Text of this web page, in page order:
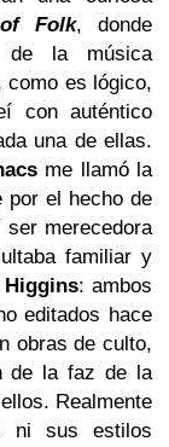
Folk, donde
de la música
como es lógico,
con auténtico
una de ellas.
me llamó la
por el hecho de
merecedora
familiar y
Higgins: ambos
editados hace
obras de culto,
de la faz de la
Realmente
ni sus estilos